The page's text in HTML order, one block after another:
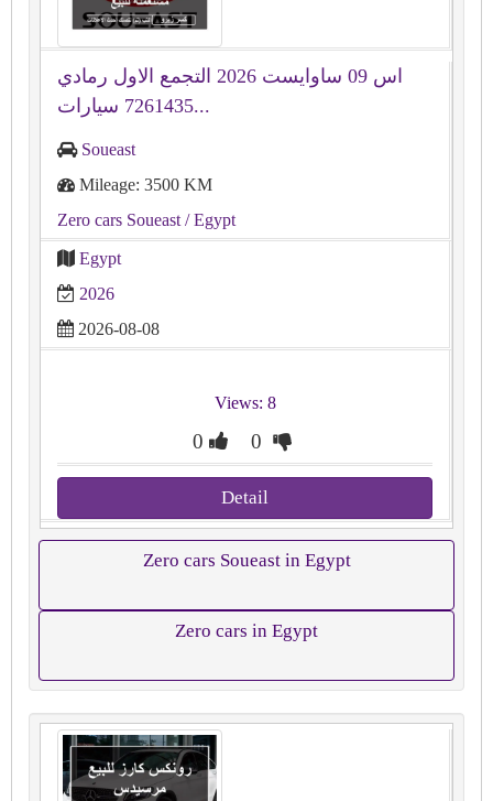
اس 09 ساوايست 2026 التجمع الاول رمادي
7261435 سيارات...
Soueast
Mileage: 3500 KM
Zero cars Soueast / Egypt
Egypt
2026
2026-08-08
Views: 8
0 0
Detail
Zero cars Soueast in Egypt
Zero cars in Egypt